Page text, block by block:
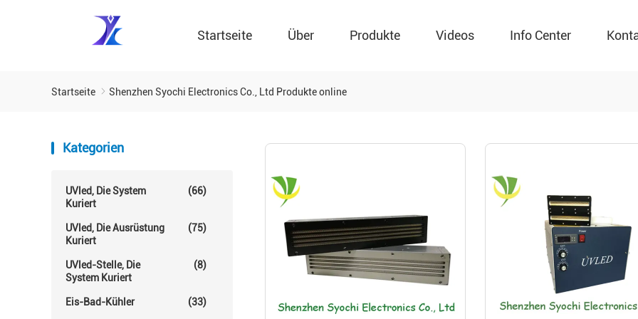
Startseite Über Produkte Videos Info Center
Startseite Shenzhen Syochi Electronics Co., Ltd Produkte online
Kategorien
UVled, Die System
Kuriert
(66)
UVled, Die Ausrüstung
Kuriert
(75)
UVled-Stelle, Die
System Kuriert
(8)
Eis-Bad-Kühler (33)